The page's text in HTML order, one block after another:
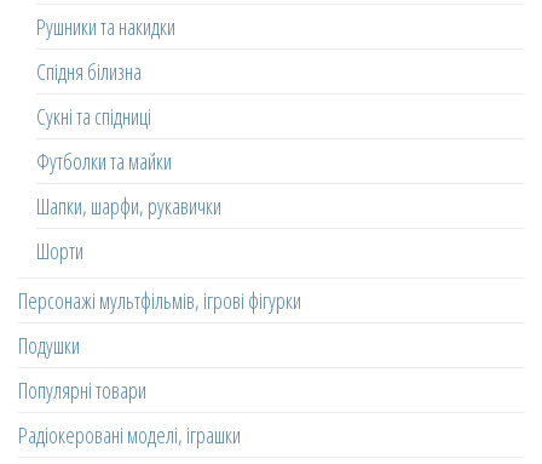
Рушники та накидки
Спідня білизна
Сукні та спідниці
Футболки та майки
Шапки, шарфи, рукавички
Шорти
Персонажі мультфільмів, ігрові фігурки
Подушки
Популярні товари
Радіокеровані моделі, іграшки